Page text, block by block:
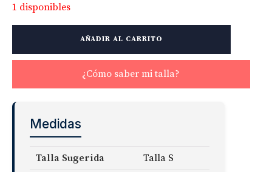
1 disponibles
Fabric
AÑADIR AL CARRITO
¿Cómo saber mi talla?
Medidas
Talla Sugerida
Talla S